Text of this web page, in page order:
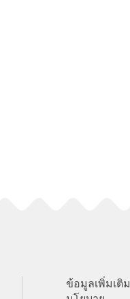
ข้อมูลเพิ่มเติม